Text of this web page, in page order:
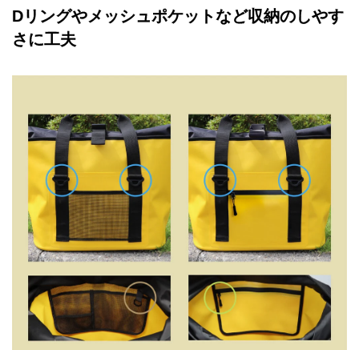
Dリングやメッシュポケットなど収納のしやす
さに工夫